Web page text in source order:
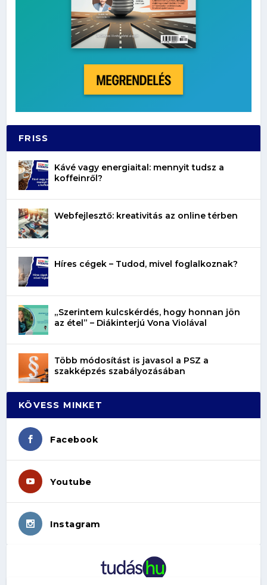
FRISS
Kávé vagy energiaital: mennyit tudsz a
koffeinről?
Webfejlesztő: kreativitás az online térben
Híres cégek – Tudod, mivel foglalkoznak?
„Szerintem kulcskérdés, hogy honnan jön
az étel” – Diákinterjú Vona Violával
Több módosítást is javasol a PSZ a
szakképzés szabályozásában
KÖVESS MINKET
Facebook
Youtube
Instagram